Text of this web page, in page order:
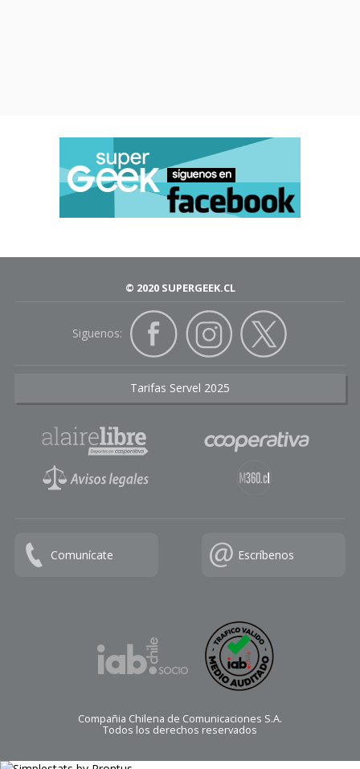
© 2020 SUPERGEEK.CL
Siguenos:
Tarifas Servel 2025
Comunícate Escríbenos
Compañia Chilena de Comunicaciones S.A.
Todos los derechos reservados